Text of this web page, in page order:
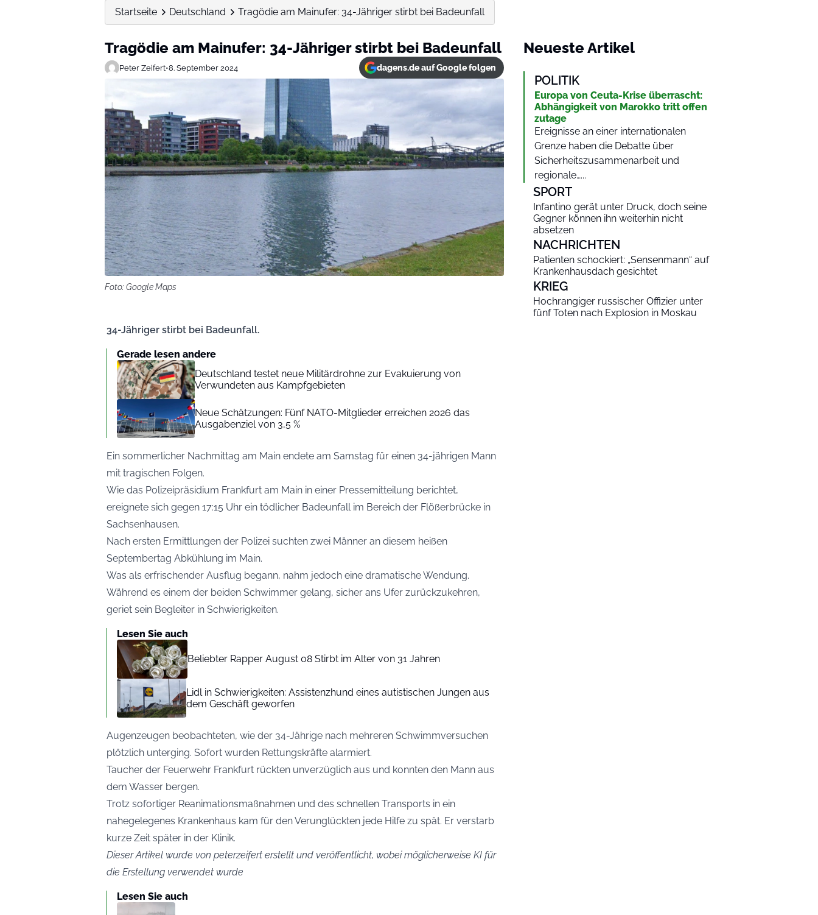
Startseite Deutschland Tragödie am Mainufer: 34-Jähriger stirbt bei Badeunfall
Tragödie am Mainufer: 34-Jähriger stirbt bei Badeunfall
Peter Zeifert•8. September 2024 dagens.de auf Google folgen
Foto: Google Maps
34-Jähriger stirbt bei Badeunfall.
Gerade lesen andere
Deutschland testet neue Militärdrohne zur Evakuierung von
Verwundeten aus Kampfgebieten
Neue Schätzungen: Fünf NATO-Mitglieder erreichen 2026 das
Ausgabenziel von 3,5 %
Ein sommerlicher Nachmittag am Main endete am Samstag für einen 34-jährigen Mann
mit tragischen Folgen.
Wie das Polizeipräsidium Frankfurt am Main in einer Pressemitteilung berichtet,
ereignete sich gegen 17:15 Uhr ein tödlicher Badeunfall im Bereich der Flößerbrücke in
Sachsenhausen.
Nach ersten Ermittlungen der Polizei suchten zwei Männer an diesem heißen
Septembertag Abkühlung im Main.
Was als erfrischender Ausflug begann, nahm jedoch eine dramatische Wendung.
Während es einem der beiden Schwimmer gelang, sicher ans Ufer zurückzukehren,
geriet sein Begleiter in Schwierigkeiten.
Lesen Sie auch
Beliebter Rapper August 08 Stirbt im Alter von 31 Jahren
Lidl in Schwierigkeiten: Assistenzhund eines autistischen Jungen aus
dem Geschäft geworfen
Augenzeugen beobachteten, wie der 34-Jährige nach mehreren Schwimmversuchen
plötzlich unterging. Sofort wurden Rettungskräfte alarmiert.
Taucher der Feuerwehr Frankfurt rückten unverzüglich aus und konnten den Mann aus
dem Wasser bergen.
Trotz sofortiger Reanimationsmaßnahmen und des schnellen Transports in ein
nahegelegenes Krankenhaus kam für den Verunglückten jede Hilfe zu spät. Er verstarb
kurze Zeit später in der Klinik.
Dieser Artikel wurde von peterzeifert erstellt und veröffentlicht, wobei möglicherweise KI für
die Erstellung verwendet wurde
Lesen Sie auch
Neueste Artikel
POLITIK
Europa von Ceuta-Krise überrascht:
Abhängigkeit von Marokko tritt offen
zutage
Ereignisse an einer internationalen
Grenze haben die Debatte über
Sicherheitszusammenarbeit und
regionale…...
SPORT
Infantino gerät unter Druck, doch seine
Gegner können ihn weiterhin nicht
absetzen
NACHRICHTEN
Patienten schockiert: „Sensenmann“ auf
Krankenhausdach gesichtet
KRIEG
Hochrangiger russischer Offizier unter
fünf Toten nach Explosion in Moskau